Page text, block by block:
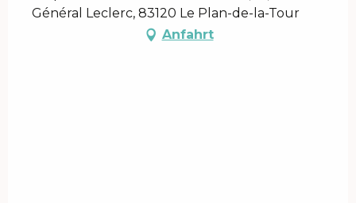
Général Leclerc, 83120 Le Plan-de-la-Tour
Anfahrt